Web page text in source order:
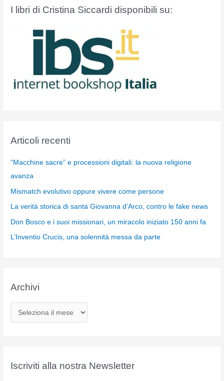
I libri di Cristina Siccardi disponibili su:
Articoli recenti
“Macchine sacre” e processioni digitali: la nuova religione
avanza
Mismatch evolutivo oppure vivere come persone
La verità storica di santa Giovanna d’Arco, contro le fake news
Don Bosco e i suoi missionari, un miracolo iniziato 150 anni fa
L’Inventio Crucis, una solennità messa da parte
Archivi
r
iIscriviti alla nostra Newsletter